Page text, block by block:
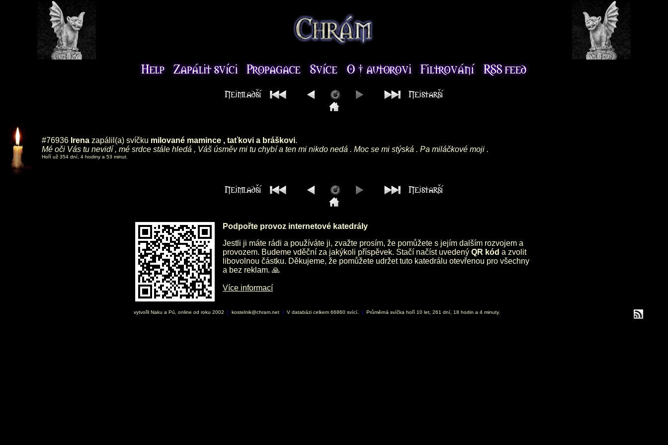
#76936 Irena zapálil(a) svíčku milované mamince , taťkovi a bráškovi.
Mé oči Vás tu nevidí , mé srdce stále hledá , Váš úsměv mi tu chybí a ten mi nikdo nedá . Moc se mi stýská . Pa miláčkové moji .
Hoří už 354 dní, 4 hodiny a 53 minut.
Podpořte provoz internetové katedrály
Jestli ji máte rádi a používáte ji, zvažte prosím, že pomůžete s jejím dalším rozvojem a
provozem. Budeme vděční za jakýkoli příspěvek. Stačí načíst uvedený QR kód a zvolit
libovolnou částku. Děkujeme, že pomůžete udržet tuto katedrálu otevřenou pro všechny
a bez reklam. 🙏
Více informací
vytvořil Naku a Pú, online od roku 2002 | kostelnik@chram.net | V databázi celkem 66860 svící. | Průměrná svíčka hoří 10 let, 261 dní, 18 hodin a 4 minuty.